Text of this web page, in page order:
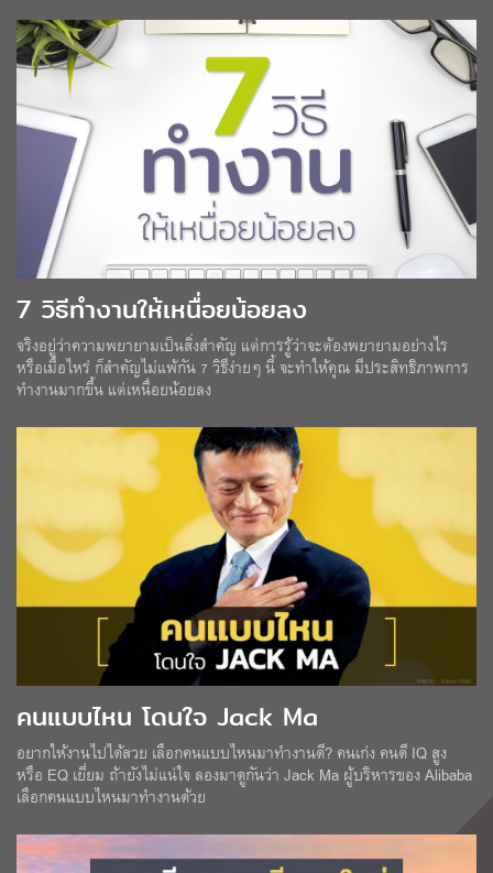
7 วิธีทำงานให้เหนื่อยน้อยลง
จริงอยู่ว่าความพยายามเป็นสิ่งสำคัญ แต่การรู้ว่าจะต้องพยายามอย่างไร
หรือเมื่อไหร่ ก็สำคัญไม่แพ้กัน 7 วิธีง่ายๆ นี้ จะทำให้คุณ มีประสิทธิภาพการ
ทำงานมากขึ้น แต่เหนื่อยน้อยลง
คนแบบไหน โดนใจ Jack Ma
อยากให้งานไปได้สวย เลือกคนแบบไหนมาทำงานดี? คนเก่ง คนดี IQ สูง
หรือ EQ เยี่ยม ถ้ายังไม่แน่ใจ ลองมาดูกันว่า Jack Ma ผู้บริหารของ Alibaba
เลือกคนแบบไหนมาทำงานด้วย